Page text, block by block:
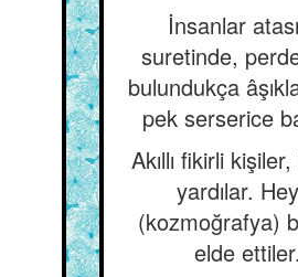
İnsanlar
suretinde,
bulundukça
pek serserice
Akıllı fikirli kişiler,
yardılar.
(kozmoğrafya)
elde ettiler.